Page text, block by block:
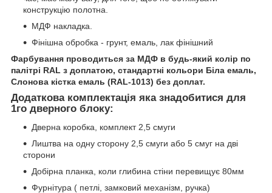
конструкцію полотна.
МДФ накладка.
Фінішна обробка - грунт, емаль, лак фінішний
Фарбування проводиться за МДФ в будь-який колір по
палітрі RAL з доплатою, стандартні кольори Біла емаль,
Слонова кістка емаль (RAL-1013) без доплат.
Додаткова комплектація яка знадобитися для
1го дверного блоку:
Дверна коробка, комплект 2,5 смуги
Лиштва на одну сторону 2,5 смуги або 5 смуг на дві
сторони
Добірна планка, коли глибина стіни перевищує 80мм
Фурнітура ( петлі, замковий механізм, ручка)